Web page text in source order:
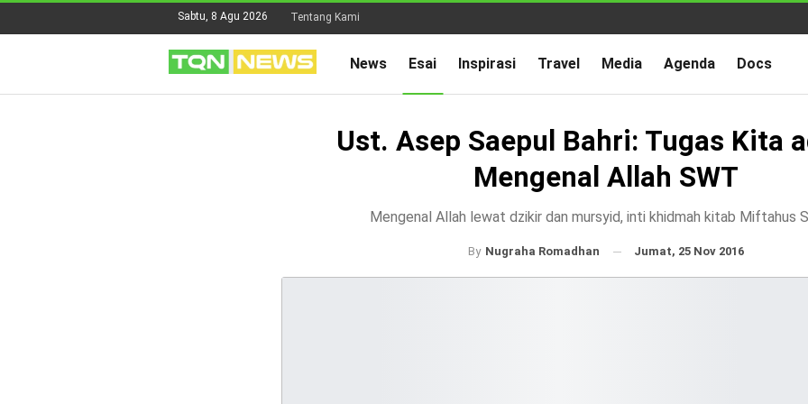
Sabtu, 8 Agu 2026 Tentang Kami
News Esai Inspirasi Travel Media Agenda Docs
Ust. Asep Saepul Bahri: Tugas Kita
Mengenal Allah SWT
Mengenal Allah lewat dzikir dan mursyid, inti khidmah kitab Miftahus
By Nugraha Romadhan Jumat, 25 Nov 2016